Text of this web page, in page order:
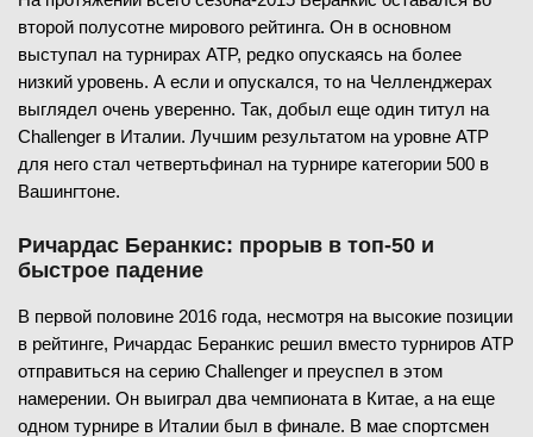
второй полусотне мирового рейтинга. Он в основном
выступал на турнирах ATP, редко опускаясь на более
низкий уровень. А если и опускался, то на Челленджерах
выглядел очень уверенно. Так, добыл еще один титул на
Challenger в Италии. Лучшим результатом на уровне ATP
для него стал четвертьфинал на турнире категории 500 в
Вашингтоне.
Ричардас Беранкис: прорыв в топ-50 и
быстрое падение
В первой половине 2016 года, несмотря на высокие позиции
в рейтинге, Ричардас Беранкис решил вместо турниров ATP
отправиться на серию Challenger и преуспел в этом
намерении. Он выиграл два чемпионата в Китае, а на еще
одном турнире в Италии был в финале. В мае спортсмен